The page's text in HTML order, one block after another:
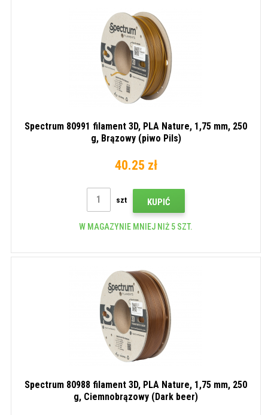
Zielony
(Orange,
Spectrum 80991 filament 3D, PLA Nature, 1,75 mm, 250
g, Brązowy (piwo Pils)
40.25 zł
szt KUPIĆ
W MAGAZYNIE MNIEJ NIŻ 5 SZT.
Spectrum 80988 filament 3D, PLA Nature, 1,75 mm, 250
g, Ciemnobrązowy (Dark beer)